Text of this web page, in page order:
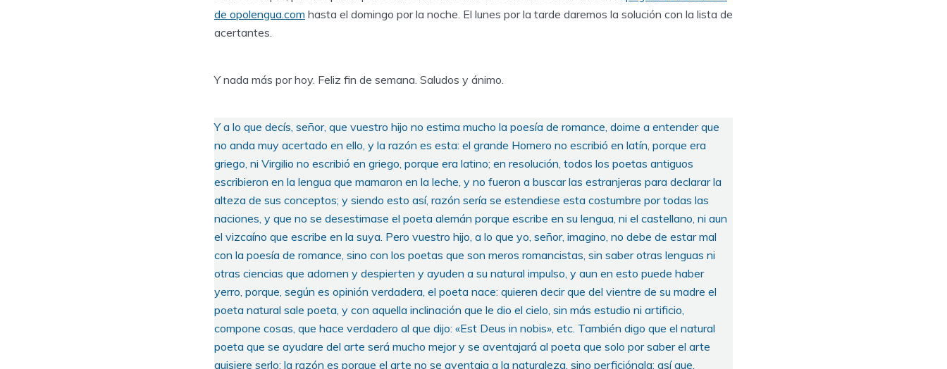
de opolengua.com hasta el domingo por la noche. El lunes por la tarde daremos la solución con la lista de
acertantes.
Y nada más por hoy. Feliz fin de semana. Saludos y ánimo.
Y a lo que decís, señor, que vuestro hijo no estima mucho la poesía de romance, doime a entender que
no anda muy acertado en ello, y la razón es esta: el grande Homero no escribió en latín, porque era
griego, ni Virgilio no escribió en griego, porque era latino; en resolución, todos los poetas antiguos
escribieron en la lengua que mamaron en la leche, y no fueron a buscar las estranjeras para declarar la
alteza de sus conceptos; y siendo esto así, razón sería se estendiese esta costumbre por todas las
naciones, y que no se desestimase el poeta alemán porque escribe en su lengua, ni el castellano, ni aun
el vizcaíno que escribe en la suya. Pero vuestro hijo, a lo que yo, señor, imagino, no debe de estar mal
con la poesía de romance, sino con los poetas que son meros romancistas, sin saber otras lenguas ni
otras ciencias que adornen y despierten y ayuden a su natural impulso, y aun en esto puede haber
yerro, porque, según es opinión verdadera, el poeta nace: quieren decir que del vientre de su madre el
poeta natural sale poeta, y con aquella inclinación que le dio el cielo, sin más estudio ni artificio,
compone cosas, que hace verdadero al que dijo: «Est Deus in nobis», etc. También digo que el natural
poeta que se ayudare del arte será mucho mejor y se aventajará al poeta que solo por saber el arte
quisiere serlo: la razón es porque el arte no se aventaja a la naturaleza, sino perficiónala; así que,